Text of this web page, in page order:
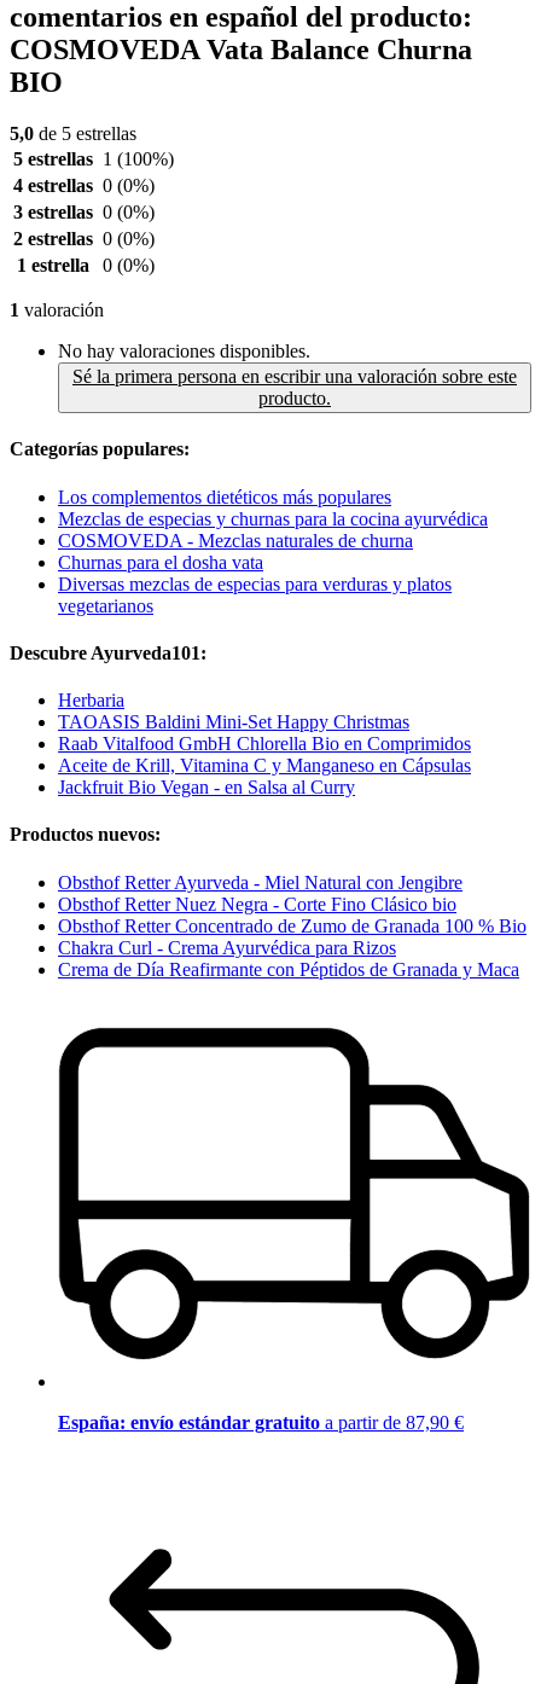
comentarios en español del producto:
COSMOVEDA Vata Balance Churna
BIO
5,0 de 5 estrellas
5 estrellas 1 (100%)
4 estrellas 0 (0%)
3 estrellas 0 (0%)
2 estrellas 0 (0%)
1 estrella
0 (0%)
1 valoración
No hay valoraciones disponibles.
Sé la primera persona en escribir una valoración sobre este
producto.
Categorías populares:
Los complementos dietéticos más populares
Mezclas de especias y churnas para la cocina ayurvédica
COSMOVEDA - Mezclas naturales de churna
Churnas para el dosha vata
Diversas mezclas de especias para verduras y platos
vegetarianos
Descubre Ayurveda101:
Herbaria
TAOASIS Baldini Mini-Set Happy Christmas
Raab Vitalfood GmbH Chlorella Bio en Comprimidos
Aceite de Krill, Vitamina C y Manganeso en Cápsulas
Jackfruit Bio Vegan - en Salsa al Curry
Productos nuevos:
Obsthof Retter Ayurveda - Miel Natural con Jengibre
Obsthof Retter Nuez Negra - Corte Fino Clásico bio
Obsthof Retter Concentrado de Zumo de Granada 100 % Bio
Chakra Curl - Crema Ayurvédica para Rizos
Crema de Día Reafirmante con Péptidos de Granada y Maca
España: envío estándar gratuito a partir de 87,90 €